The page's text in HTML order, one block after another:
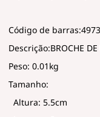
Código de
Descrição:BROCHE
Peso: 0.01kg
Tamanho:
Altura: 5.5cm